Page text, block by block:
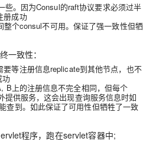
些。因为Consul的raft协议要求必须过半
册成功
整个consul不可用。保证了强一致性但牺
一致性：
要等注册信息replicate到其他节点，也不
功
B上的注册信息不完全相同，但每个
提供服务，这会出现查询服务信息时如
查到。如此保证了可用性但牺牲了一致
程序，跑在servlet容器中;